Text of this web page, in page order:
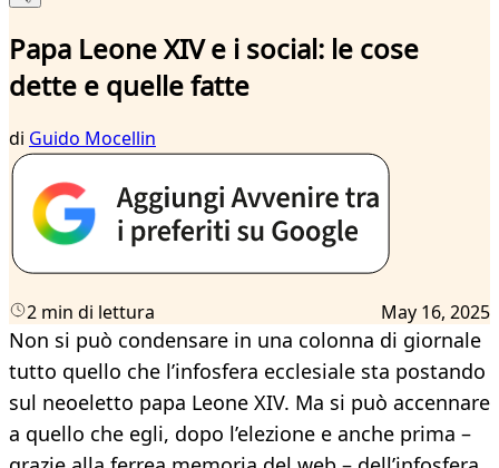
Papa Leone XIV e i social: le cose
dette e quelle fatte
di Guido Mocellin
2 min di lettura May 16, 2025
Non si può condensare in una colonna di giornale
tutto quello che l’infosfera ecclesiale sta postando
sul neoeletto papa Leone XIV. Ma si può accennare
a quello che egli, dopo l’elezione e anche prima –